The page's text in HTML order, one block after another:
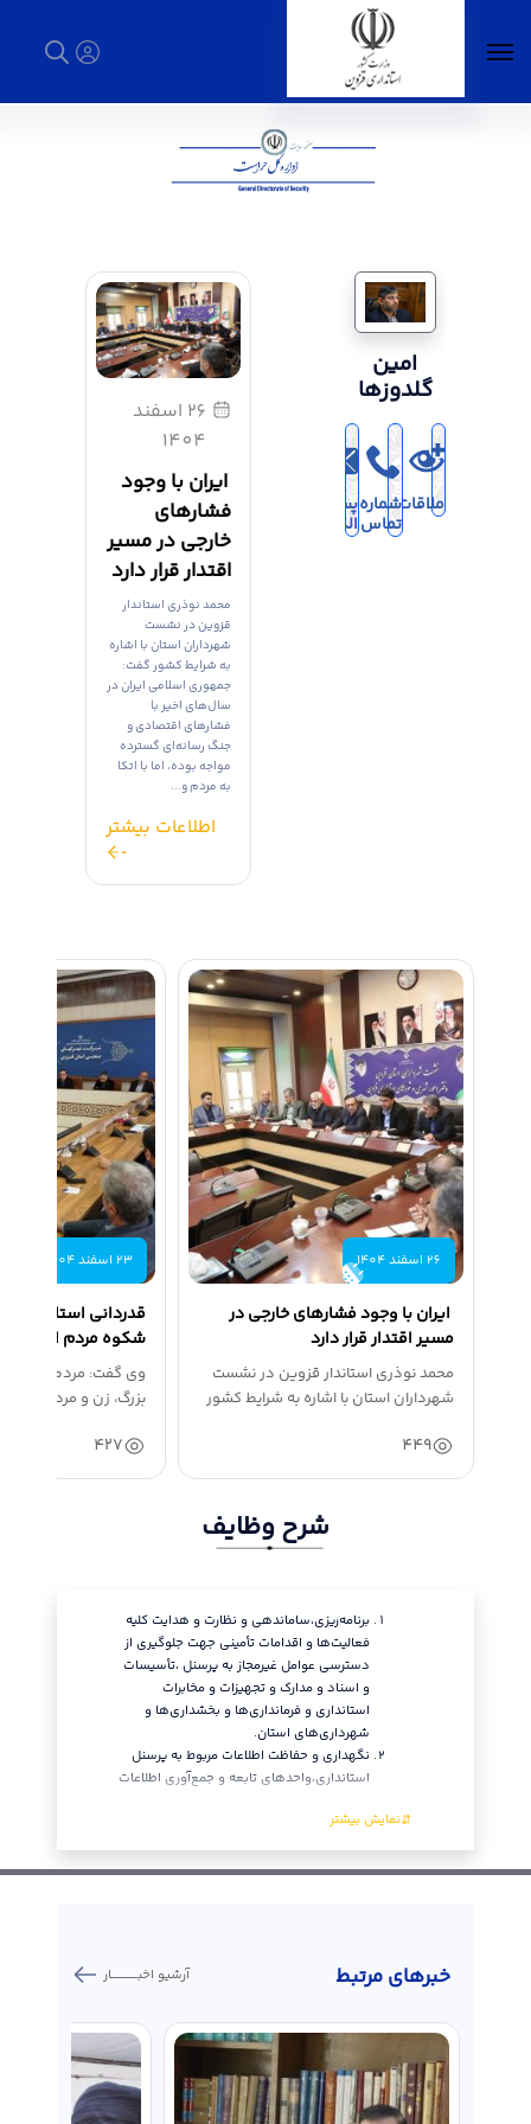
اداره کل حراست - استانداری قزوین
امین
گلدوزها
ملاقاتشماره
تماس
پست
الکترونیک
26 اسفند
1404
ایران با وجود
فشارهای
خارجی در مسیر
اقتدار قرار دارد
محمد نوذری استاندار
قزوین در نشست
شهرداران استان با اشاره
به شرایط کشور گفت:
جمهوری اسلامی ایران در
سال‌های اخیر با
فشارهای اقتصادی و
جنگ رسانه‌ای گسترده
مواجه بوده، اما با اتکا
به مردم و...
اطلاعات بیشتر
26 اسفند 1404
ایران با وجود فشارهای خارجی در
مسیر اقتدار قرار دارد
محمد نوذری استاندار قزوین در نشست
شهرداران استان با اشاره به شرایط کشور
449
23 اسفند 1404
قدردانی استاندار
شکوه مردم استان
روز...
وی گفت: مردم استان
بزرگ، زن و مرد،
427
شرح وظایف
برنامه‌ریزی،ساماندهی و نظارت و هدایت کلیه
فعالیت‌ها و اقدامات تأمینی جهت جلوگیری از
دسترسی عوامل غیرمجاز به پرسنل ،تأسیسات
و اسناد و مدارک و تجهیزات و مخابرات
استانداری و فرمانداری‌ها و بخشداری‌ها و
شهرداری‌های استان.
نگهداری و حفاظت اطلاعات مربوط به پرسنل
استانداری،واحدهای تابعه و جمع‌آوری اطلاعات
خبر‌های مرتبط آرشیو اخبـــــــــــار